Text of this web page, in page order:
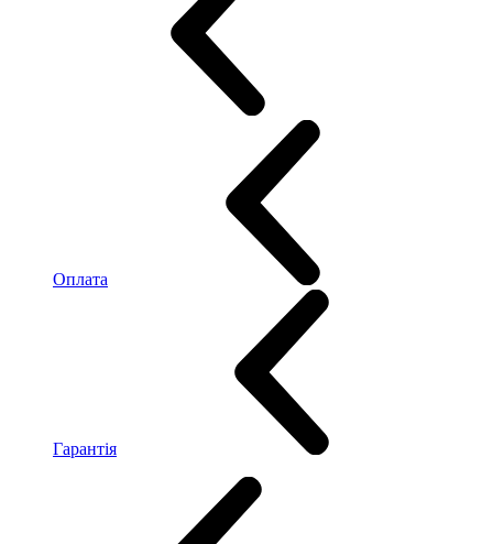
Оплата
Гарантія